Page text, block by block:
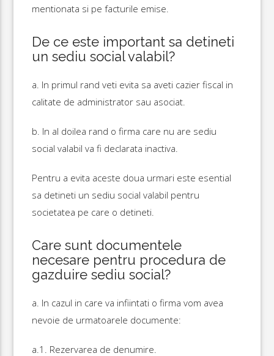
mentionata si pe facturile emise.
De ce este important sa detineti
un sediu social valabil?
a. In primul rand veti evita sa aveti cazier fiscal in
calitate de administrator sau asociat.
b. In al doilea rand o firma care nu are sediu
social valabil va fi declarata inactiva.
Pentru a evita aceste doua urmari este esential
sa detineti un sediu social valabil pentru
societatea pe care o detineti.
Care sunt documentele
necesare pentru procedura de
gazduire sediu social?
a. In cazul in care va infiintati o firma vom avea
nevoie de urmatoarele documente:
a.1. Rezervarea de denumire.